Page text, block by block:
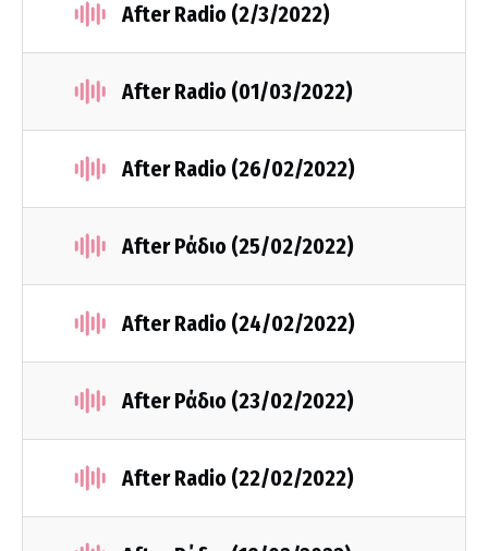
After Radio (2/3/2022)
After Radio (01/03/2022)
After Radio (26/02/2022)
After Ράδιο (25/02/2022)
After Radio (24/02/2022)
After Ράδιο (23/02/2022)
After Radio (22/02/2022)